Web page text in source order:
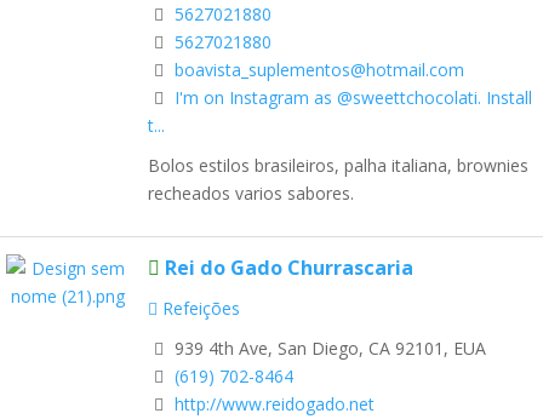
5627021880
5627021880
boavista_suplementos@hotmail.com
I'm on Instagram as @sweettchocolati. Install
t...
Bolos estilos brasileiros, palha italiana, brownies
recheados varios sabores.
Rei do Gado Churrascaria
Refeições
939 4th Ave, San Diego, CA 92101, EUA
(619) 702-8464
http://www.reidogado.net